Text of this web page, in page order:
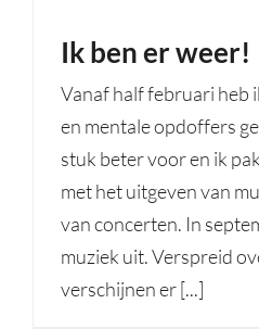
Ik ben er weer!
Vanaf half februari heb
en mentale opdoffers
stuk beter voor en ik
met het uitgeven van
van concerten. In
muziek uit. Verspreid
verschijnen er [...]